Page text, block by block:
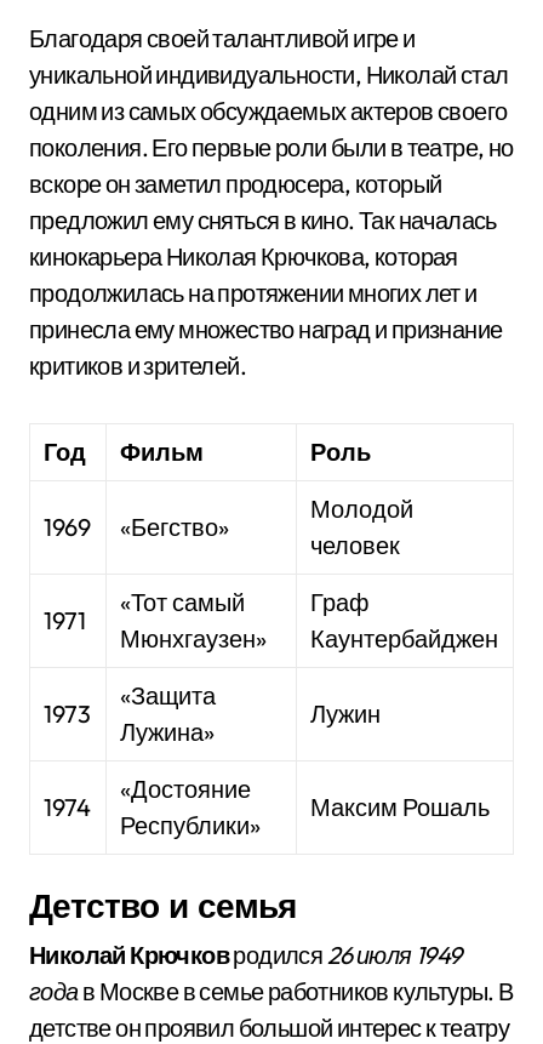
Благодаря своей талантливой игре и
уникальной индивидуальности, Николай стал
одним из самых обсуждаемых актеров своего
поколения. Его первые роли были в театре, но
вскоре он заметил продюсера, который
предложил ему сняться в кино. Так началась
кинокарьера Николая Крючкова, которая
продолжилась на протяжении многих лет и
принесла ему множество наград и признание
критиков и зрителей.
Год Фильм Роль
1969 «Бегство»
Молодой
человек
1971
«Тот самый
Мюнхгаузен»
Граф
Каунтербайджен
1973
«Защита
Лужина»
Лужин
1974
«Достояние
Республики»
Максим Рошаль
Детство и семья
Николай Крючковродился26 июля 1949
годав Москве в семье работников культуры. В
детстве он проявил большой интерес к театру